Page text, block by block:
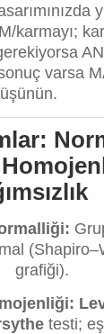
varsa
grafiği).
testi;